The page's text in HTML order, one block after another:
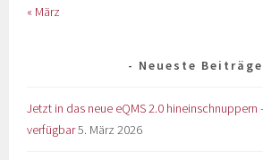
« März
Neueste Beiträge
Jetzt in das neue eQMS 2.0 hineinschnuppern
verfügbar5. März 2026